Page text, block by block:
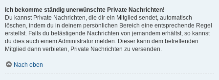
Ich bekomme ständig unerwünschte Private Nachrichten!
Du kannst Private Nachrichten, die dir ein Mitglied sendet, automatisch
löschen, indem du in deinem persönlichen Bereich eine entsprechende Regel
erstellst. Falls du belästigende Nachrichten von jemandem erhältst, so kannst
du dies auch einem Administrator melden. Dieser kann dem betreffenden
Mitglied dann verbieten, Private Nachrichten zu versenden.
Nach oben